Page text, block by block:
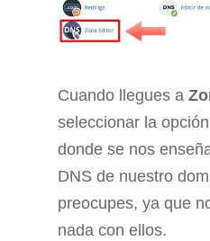
Cuando llegues a
seleccionar la opción
donde se nos
DNS de nuestro
preocupes, ya que
nada con ellos.